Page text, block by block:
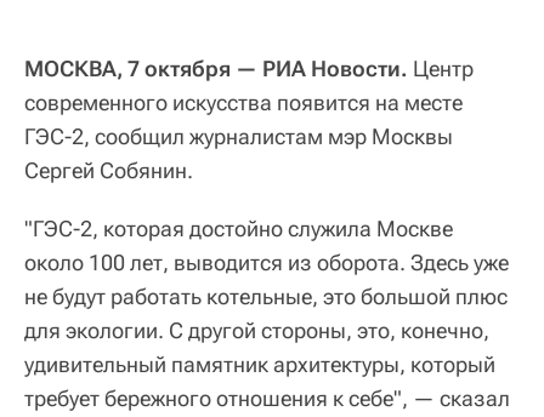
МОСКВА, 7 октября — РИА Новости. Центр
современного искусства появится на месте
ГЭС-2, сообщил журналистам мэр Москвы
Сергей Собянин.
"ГЭС-2, которая достойно служила Москве
около 100 лет, выводится из оборота. Здесь уже
не будут работать котельные, это большой плюс
для экологии. С другой стороны, это, конечно,
удивительный памятник архитектуры, который
требует бережного отношения к себе", — сказал